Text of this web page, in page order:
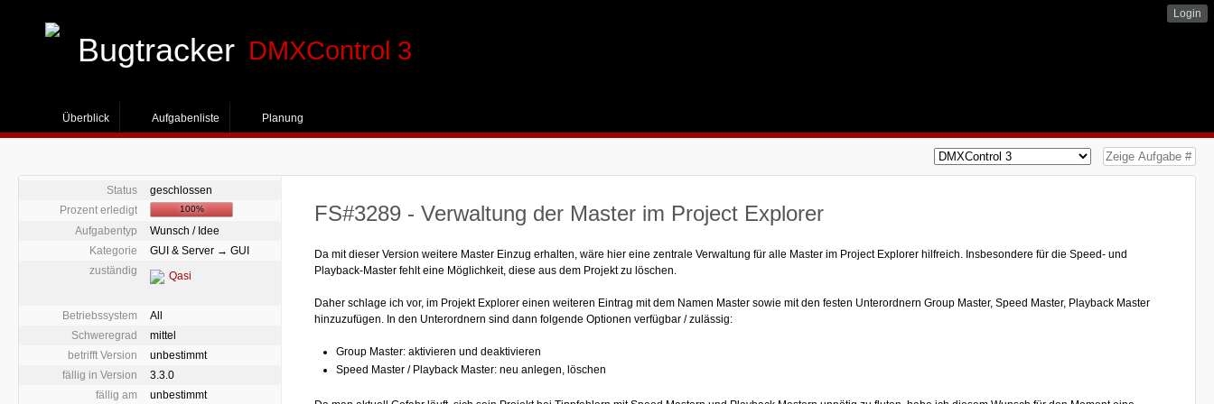
Bugtracker DMXControl 3
Login
Überblick Aufgabenliste Planung
Status
geschlossen
Prozent erledigt
100%
Aufgabentyp
Wunsch / Idee
Kategorie
GUI & Server → GUI
zuständig
Qasi
Betriebssystem
All
Schweregrad
mittel
betrifft Version
unbestimmt
fällig in Version
3.3.0
fällig am
unbestimmt
FS#3289 - Verwaltung der Master im Project Explorer
Da mit dieser Version weitere Master Einzug erhalten, wäre hier eine zentrale Verwaltung für alle Master im Project Explorer hilfreich. Insbesondere für die Speed- und
Playback-Master fehlt eine Möglichkeit, diese aus dem Projekt zu löschen.
Daher schlage ich vor, im Projekt Explorer einen weiteren Eintrag mit dem Namen Master sowie mit den festen Unterordnern Group Master, Speed Master, Playback Master
hinzuzufügen. In den Unterordnern sind dann folgende Optionen verfügbar / zulässig:
Group Master: aktivieren und deaktivieren
Speed Master / Playback Master: neu anlegen, löschen